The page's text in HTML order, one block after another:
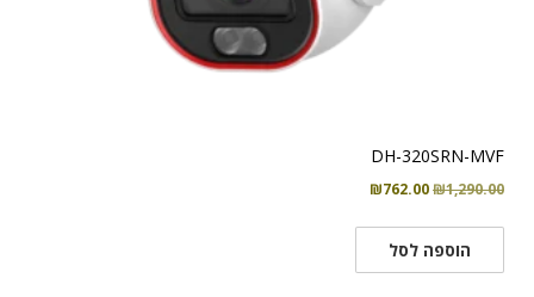
DH-320SRN-MVF
₪1,290.00
המחיר
היה:
₪762.00
הוספה לסל